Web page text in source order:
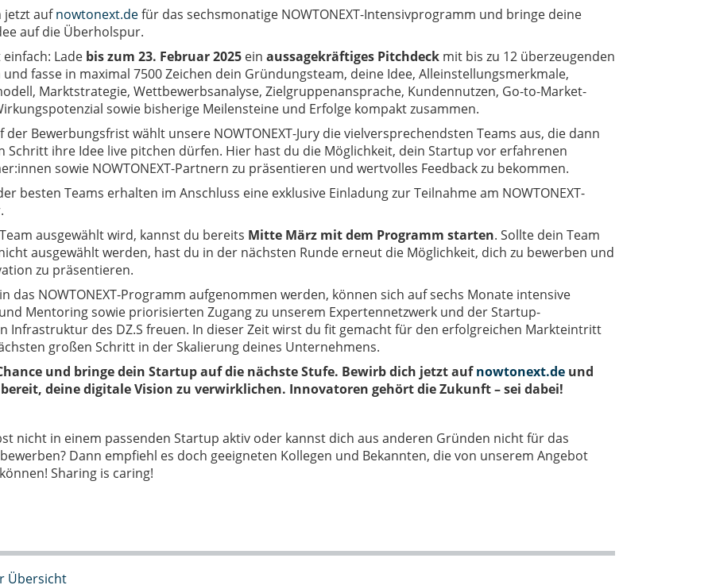
jetztaufnowtonext.defür das sechsmonatige NOWTONEXT-Intensivprogramm und bringe deine
auf die Überholspur.
Lade bis zum 23. Februar 2025 ein aussagekräftiges Pitchdeck mit bis zu 12 überzeugenden
und fasse in maximal 7500 Zeichen dein Gründungsteam, deine Idee, Alleinstellungsmerkmale,
Marktstrategie, Wettbewerbsanalyse, Zielgruppenansprache, Kundennutzen, Go-to-Market-
sowie bisherige Meilensteine und Erfolge kompakt zusammen.
der Bewerbungsfrist wählt unsere NOWTONEXT-Jury die vielversprechendsten Teams aus, die dann
Schritt ihre Idee live pitchen dürfen. Hier hast du die Möglichkeit, dein Startup vor erfahrenen
sowie NOWTONEXT-Partnern zu präsentieren und wertvolles Feedback zu bekommen.
besten Teams erhalten im Anschluss eine exklusive Einladung zur Teilnahme am NOWTONEXT-
ausgewählt wird, kannst du bereits Mitte März mit dem Programm starten. Sollte dein Team
ausgewählt werden, hast du in der nächsten Runde erneut die Möglichkeit, dich zu bewerben und
zu präsentieren.
das NOWTONEXT-Programm aufgenommen werden, können sich auf sechs Monate intensive
Mentoring sowie priorisierten Zugang zu unserem Expertennetzwerk und der Startup-
Infrastruktur des DZ.S freuen. In dieser Zeit wirst du fit gemacht für den erfolgreichen Markteintritt
großen Schritt in der Skalierung deines Unternehmens.
und bringe dein Startup auf die nächste Stufe. Bewirb dich jetzt aufnowtonext.de und
deine digitale Vision zu verwirklichen. Innovatoren gehört die Zukunft – sei dabei!
nicht in einem passenden Startup aktiv oder kannst dich aus anderen Gründen nicht für das
Dann empfiehl es doch geeigneten Kollegen und Bekannten, die von unserem Angebot
Sharing is caring!
Übersicht